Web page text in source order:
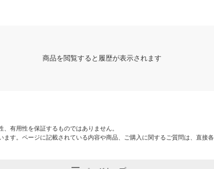
商品を閲覧すると履歴が表示されます
有用性を保証するものではありません。
す。ページに記載されている内容や商品、ご購入に関するご質問は、直接